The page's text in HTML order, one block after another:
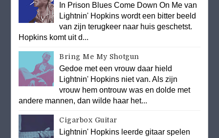
In Prison Blues Come Down On Me van
Lightnin' Hopkins wordt een bitter beeld
van zijn terugkeer naar huis geschetst.
Hopkins komt uit d...
Bring Me My Shotgun
Gedoe met een vrouw daar hield
Lightnin' Hopkins niet van. Als zijn
vrouw hem ontrouw was en dolde met
andere mannen, dan wilde haar het...
Cigarbox Guitar
Lightnin' Hopkins leerde gitaar spelen